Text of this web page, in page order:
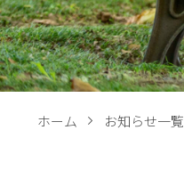
ホーム お知らせ一覧